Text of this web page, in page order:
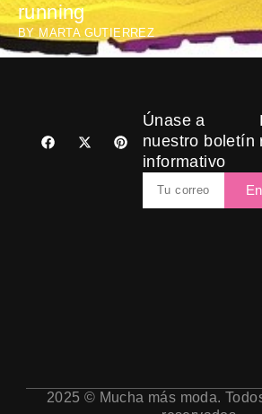
running
BY MARTA GUTIERREZ
F
a
X
-
P
i
Únase a
nuestro boletín
informativo
2025 © Mucha más moda.